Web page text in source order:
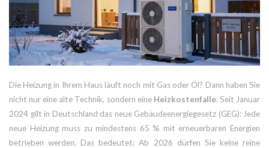
Die Heizung in Ihrem Haus läuft noch mit Gas oder Öl? Dann haben Sie
nicht nur eine alte Technik, sondern eine Heizkostenfalle. Seit Januar
2024 gilt in Deutschland das neue Gebäudeenergiegesetz (GEG): Jede
neue Heizung muss zu mindestens 65 % mit erneuerbaren Energien
betrieben werden. Das bedeutet: Ab 2026 dürfen Sie keine reine